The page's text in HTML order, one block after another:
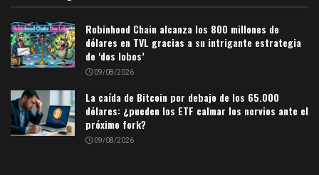
Robinhood Chain alcanza los 800 millones de
dólares en TVL gracias a su intrigante estrategia
de ‘dos lobos’
09/08/2026
La caída de Bitcoin por debajo de los 65.000
dólares: ¿pueden los ETF calmar los nervios ante el
próximo fork?
09/08/2026